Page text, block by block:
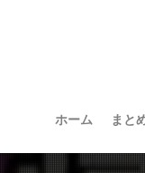
ホーム まと